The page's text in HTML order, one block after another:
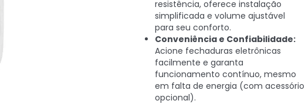
resistência, oferece instalação
simplificada e volume ajustável
para seu conforto.
Conveniência e Confiabilidade:
Acione fechaduras eletrônicas
facilmente e garanta
funcionamento contínuo, mesmo
em falta de energia (com acessório
opcional).